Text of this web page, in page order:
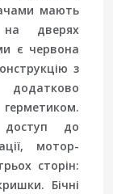
мають
на дверях
є червона
з
додатково
доступ до
мотор-
сторін:
Бічні